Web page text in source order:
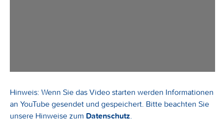
Hinweis: Wenn Sie das Video starten werden Informationen
an YouTube gesendet und gespeichert. Bitte beachten Sie
unsere Hinweise zum Datenschutz